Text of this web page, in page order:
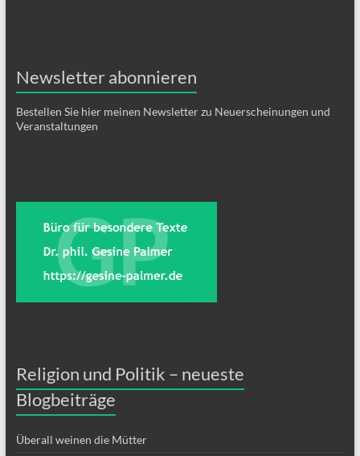
Newsletter abonnieren
Bestellen Sie hier meinen Newsletter zu Neuerscheinungen und
Veranstaltungen
Religion und Politik – neueste
Blogbeiträge
Überall weinen die Mütter